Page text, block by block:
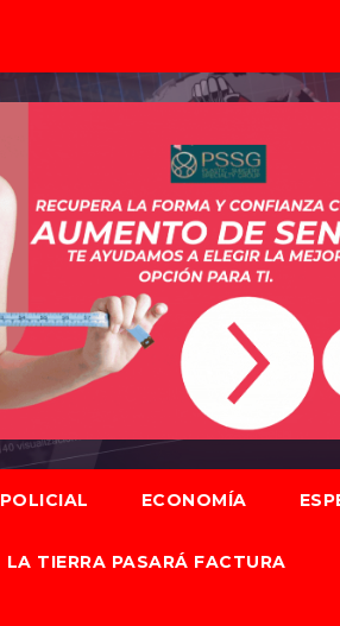
POLICIAL ECONOMÍA
LA TIERRA PASARÁ FACTURA